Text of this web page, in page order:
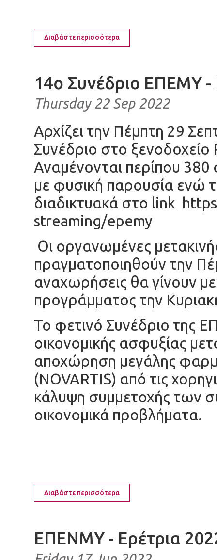
Διαβάστε περισσότερα
14ο Συνέδριο ΕΠΕΜΥ -
Thursday 22 Sep 2022
Αρχίζει την Πέμπτη 29
Συνέδριο στο
Αναμένονται περίπου 380
με φυσική παρουσία ενώ
διαδικτυακά στο link
streaming/epemy
Οι οργανωμένες
πραγματοποιηθούν την
αναχωρήσεις θα γίνουν
προγράμματος την
Το φετινό Συνέδριο της
οικονομικής ασφυξίας
αποχώρηση μεγάλης
(NOVARTIS) από τις
κάλυψη συμμετοχής των
οικονομικά προβλήματα.
Διαβάστε περισσότερα
ΕΠΕΝΜΥ - Ερέτρια